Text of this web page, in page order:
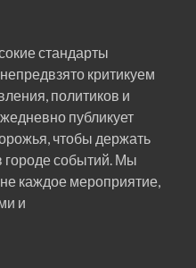
стандарты
критикуем
политиков и
публикует
чтобы держать
городе событий. Мы
каждое мероприятие,
и